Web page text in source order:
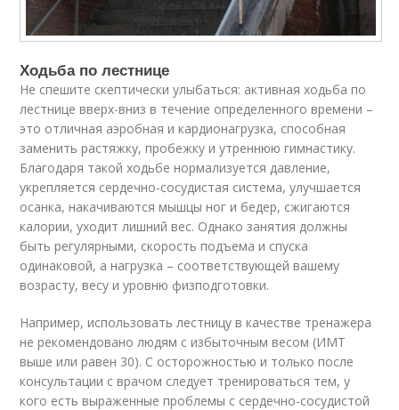
Ходьба по лестнице
Не спешите скептически улыбаться: активная ходьба по
лестнице вверх-вниз в течение определенного времени –
это отличная аэробная и кардионагрузка, способная
заменить растяжку, пробежку и утреннюю гимнастику.
Благодаря такой ходьбе нормализуется давление,
укрепляется сердечно-сосудистая система, улучшается
осанка, накачиваются мышцы ног и бедер, сжигаются
калории, уходит лишний вес. Однако занятия должны
быть регулярными, скорость подъема и спуска
одинаковой, а нагрузка – соответствующей вашему
возрасту, весу и уровню физподготовки.
Например, использовать лестницу в качестве тренажера
не рекомендовано людям с избыточным весом (ИМТ
выше или равен 30). С осторожностью и только после
консультации с врачом следует тренироваться тем, у
кого есть выраженные проблемы с сердечно-сосудистой